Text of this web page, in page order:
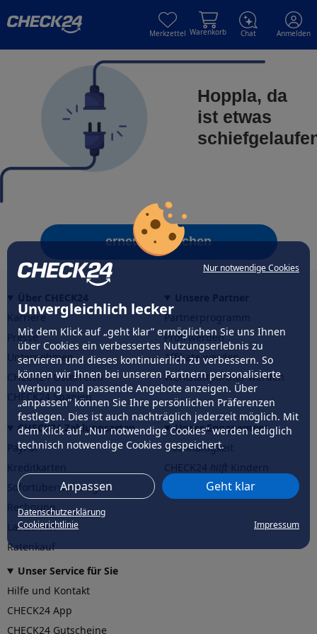
Nur notwendige Cookies
Unvergleichlich lecker
Mit dem Klick auf „geht klar” ermöglichen Sie uns Ihnen
über Cookies ein verbessertes Nutzungserlebnis zu
servieren und dieses kontinuierlich zu verbessern. So
können wir Ihnen bei unseren Partnern personalisierte
Werbung und passende Angebote anzeigen. Über
„anpassen” können Sie Ihre persönlichen Präferenzen
festlegen. Dies ist auch nachträglich jederzeit möglich. Mit
dem Klick auf „Nur notwendige Cookies” werden lediglich
technisch notwendige Cookies gespeichert.
Anpassen Geht klar
Datenschutzerklärung
Cookierichtlinie
Impressum
Merkzettel Warenkorb Chat Anmelden
Hoppla, da
ist etwas
erneut versuchen
Karriere
Presse
Unternehmen
CHECK24 Österreich
CHECK24 Spanien
Partnerprogramm
Profi werden
Affiliate werden
Werkstattpartner werden
CHECK24 Zahlungsarten
PayPal
Sofortüberweisung
Rechnung
Lastschrift
Ratenkauf
Unser Engagement
Nachhaltigkeit
CHECK24hilftder Natur
Unser Service für Sie
Hilfe und Kontakt
CHECK24 App
CHECK24 Gutscheine